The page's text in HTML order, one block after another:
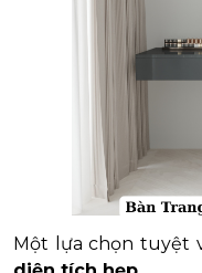
Một lựa chọn tuyệt